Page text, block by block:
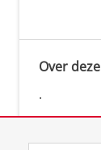
Over
.